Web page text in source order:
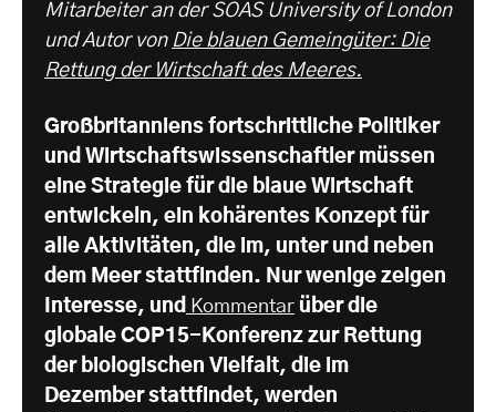
Mitarbeiter an der SOAS University of London
und Autor von Die blauen Gemeingüter: Die
Rettung der Wirtschaft des Meeres.
Großbritanniens fortschrittliche Politiker
und Wirtschaftswissenschaftler müssen
eine Strategie für die blaue Wirtschaft
entwickeln, ein kohärentes Konzept für
alle Aktivitäten, die im, unter und neben
dem Meer stattfinden. Nur wenige zeigen
Interesse, und Kommentar über die
globale COP15-Konferenz zur Rettung
der biologischen Vielfalt, die im
Dezember stattfindet, werden